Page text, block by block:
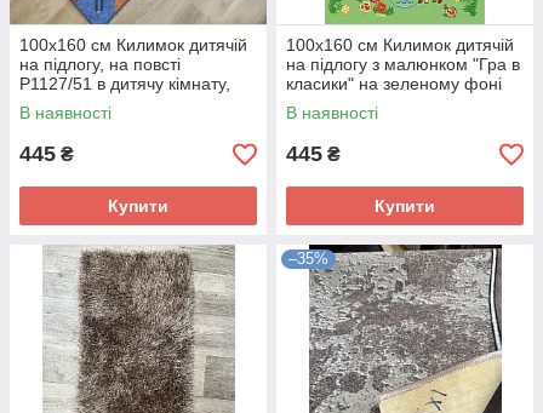
100х160 см Килимок дитячій
на підлогу, на повсті
P1127/51 в дитячу кімнату,
олівці на синьому фоні,
дитячий ковролін
В наявності
445 ₴
Купити
100х160 см Килимок дитячій
на підлогу з малюнком "Гра в
класики" на зеленому фоні
P1277/51, ковролін в дитячу
кімнату
В наявності
445 ₴
Купити
–35%